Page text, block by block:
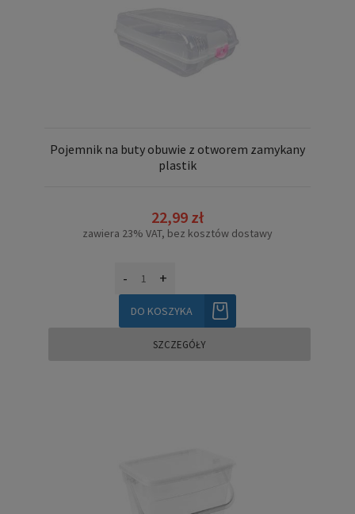
Pojemnik na buty obuwie z otworem zamykany
plastik
22,99 zł
zawiera 23% VAT, bez kosztów dostawy
- +
DO KOSZYKA
SZCZEGÓŁY